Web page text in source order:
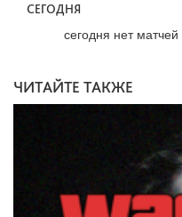
СЕГОДНЯ
сегодня нет матчей
ЧИТАЙТЕ ТАКЖЕ